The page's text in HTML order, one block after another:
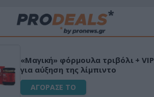
«Μαγική» φόρμουλα τριβόλι + VIP
για αύξηση της λίμπιντο
ΑΓΟΡΑΣΕ ΤΟ